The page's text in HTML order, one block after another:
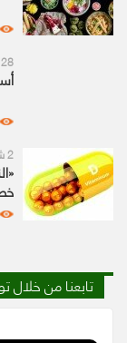
28 رجب 1442 هـ - 12 مارس 2021 م
2 شعبان 1442 هـ - 15 مارس 2021 م
تابعنا من خلال